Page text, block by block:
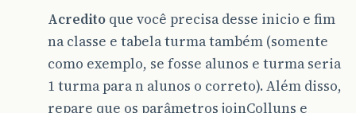
Acredito que você precisa desse inicio e fim
na classe e tabela turma também (somente
como exemplo, se fosse alunos e turma seria
1 turma para n alunos o correto). Além disso,
repare que os parâmetros joinColluns e